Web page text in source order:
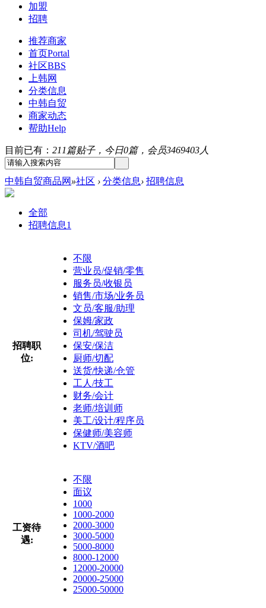
加盟
招聘
推荐商家
首页Portal
社区BBS
上韩网
分类信息
中韩自贸
商家动态
帮助Help
目前已有： 211篇贴子，今日0篇，会员3469403人
中韩自贸商品网 »社区 › 分类信息› 招聘信息
全部
招聘信息1
招聘职
位:
不限
营业员/促销/零售
服务员/收银员
销售/市场/业务员
文员/客服/助理
保姆/家政
司机/驾驶员
保安/保洁
厨师/切配
送货/快递/仓管
工人/技工
财务/会计
老师/培训师
美工/设计/程序员
保健师/美容师
KTV/酒吧
工资待
遇:
不限
面议
1000
1000-2000
2000-3000
3000-5000
5000-8000
8000-12000
12000-20000
20000-25000
25000-50000